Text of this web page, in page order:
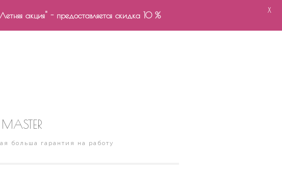
больша гарантия на работу
акция" - предоставляется скидка 10 %
X